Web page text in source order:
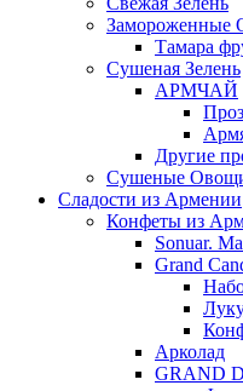
Замороженные
Тамара
Сушеная Зелень
АРМЧАЙ
Другие
Сушеные
Сладости из Армении
Конфеты из
Sonuar.
Grand
Арколад
GRAND